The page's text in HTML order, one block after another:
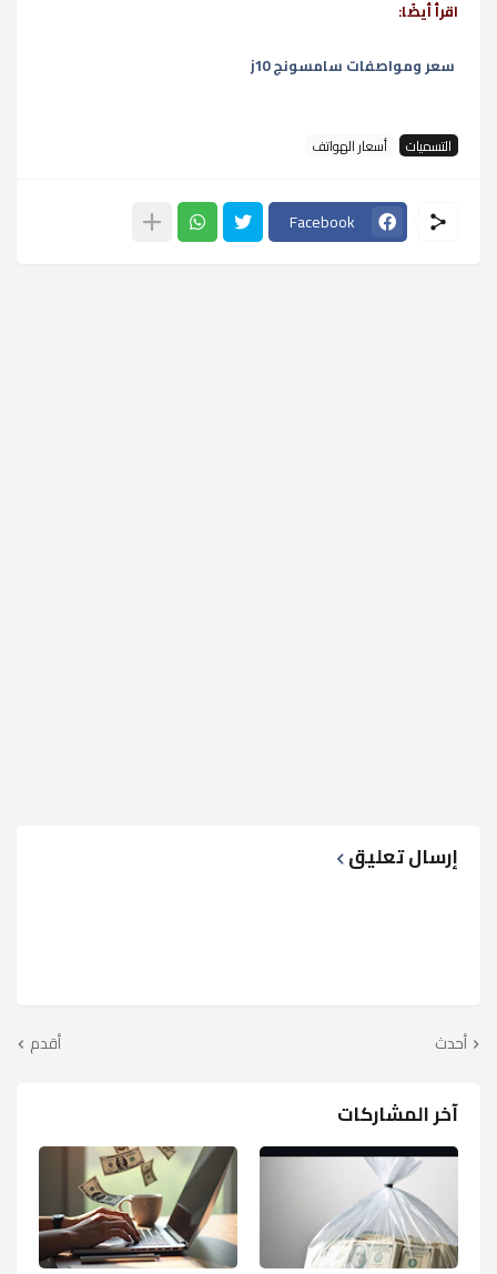
اقرأ أيضًا:
سعر ومواصفات سامسونج j10
التسميات أسعار الهواتف
Facebook
إرسال تعليق
أحدث أقدم
آخر المشاركات